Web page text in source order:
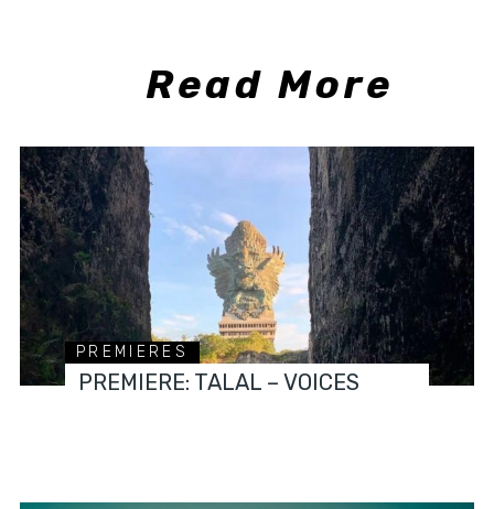
Read More
PREMIERES
PREMIERE: TALAL – VOICES